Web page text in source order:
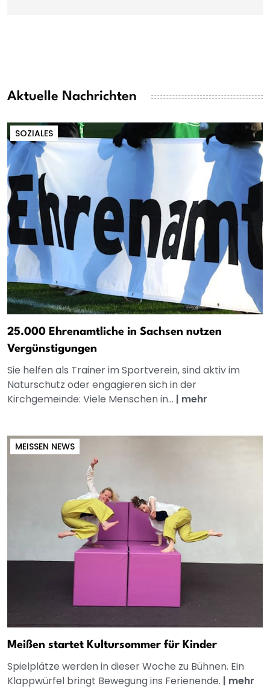
Aktuelle Nachrichten
SOZIALES
25.000 Ehrenamtliche in Sachsen nutzen
Vergünstigungen
Sie helfen als Trainer im Sportverein, sind aktiv im
Naturschutz oder engagieren sich in der
Kirchgemeinde: Viele Menschen in... | mehr
MEISSEN NEWS
Meißen startet Kultursommer für Kinder
Spielplätze werden in dieser Woche zu Bühnen. Ein
Klappwürfel bringt Bewegung ins Ferienende. | mehr